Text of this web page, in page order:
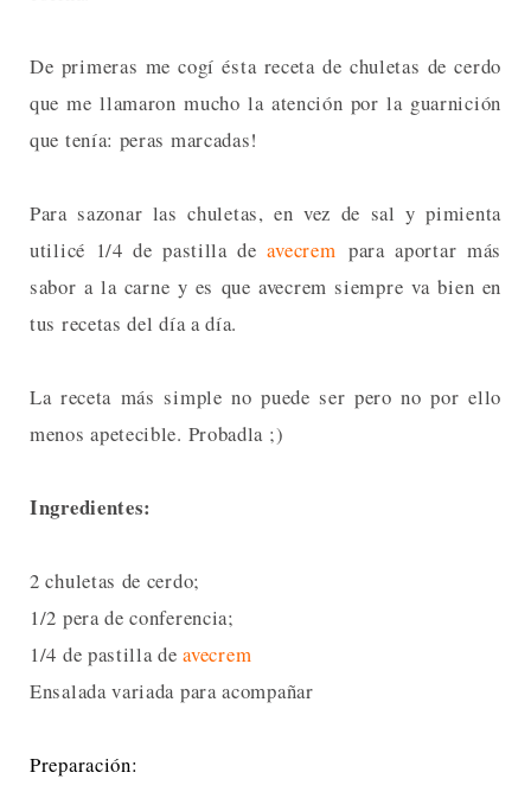
De primeras me cogí ésta receta de chuletas de cerdo
que me llamaron mucho la atención por la guarnición
que tenía: peras marcadas!
Para sazonar las chuletas, en vez de sal y pimienta
utilicé 1/4 de pastilla deavecrem para aportar más
sabor a la carne y es que avecrem siempre va bien en
tus recetas del día a día.
La receta más simple no puede ser pero no por ello
menos apetecible. Probadla ;)
Ingredientes:
2 chuletas de cerdo;
1/2 pera de conferencia;
1/4 de pastilla deavecrem
Ensalada variada para acompañar
Preparación: